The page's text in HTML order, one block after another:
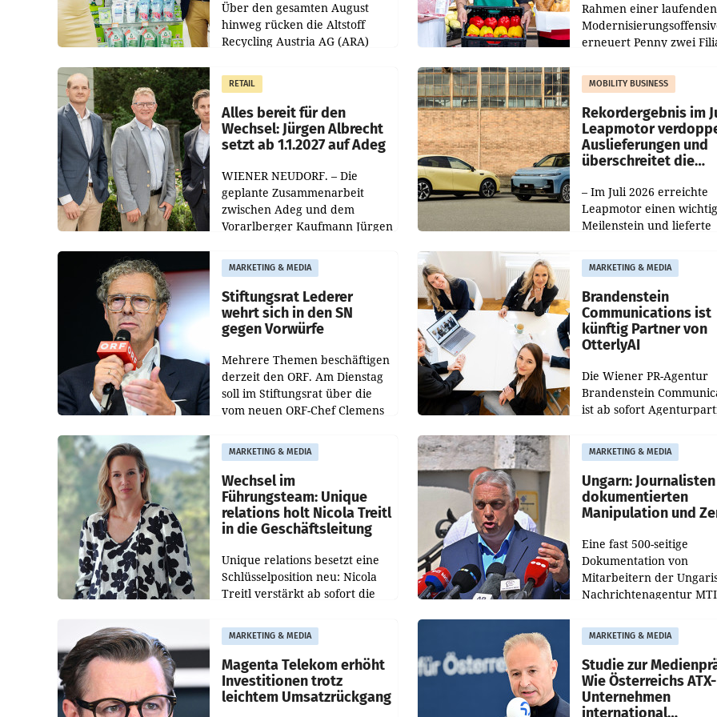
Über den gesamten August
hinweg rücken die Altstoff
Recycling Austria AG (ARA)
Müller die Initiative „Kreislauf-
Helden“ in allen
österreichischen Müller-Filialen
Rahmen einer laufenden
erneuert Penny zwei
Die beiden Standorte
Haag sowie im rund
RETAIL
Alles bereit für den
Wechsel: Jürgen Albrecht
setzt ab 1.1.2027 auf Adeg
WIENER NEUDORF. – Die
geplante Zusammenarbeit
zwischen Adeg und dem
Vorarlberger Kaufmann Jürgen
freigegeben: Die
Bundeswettbewerbsbehörde
und der Bundeskartellanwalt
MOBILITY BUSINESS
Rekordergebnis im
Leapmotor
Auslieferungen und
überschreitet die
– Im Juli 2026 erreichte
Leapmotor einen
Meilenstein und lieferte
aus, womit sich das
gegenüber Juli 2025
verdoppelte (+102
MARKETING & MEDIA
Stiftungsrat Lederer
wehrt sich in den SN
gegen Vorwürfe
Mehrere Themen beschäftigen
derzeit den ORF. Am Dienstag
soll im Stiftungsrat über die
vom neuen ORF-Chef Clemens
Besetzungen für die
Direktionen abgestimmt
werden.
MARKETING & MEDIA
Brandenstein
Communications ist
künftig Partner von
OtterlyAI
Die Wiener PR-Agentur
Brandenstein
ist ab sofort
Optimierungsplattform
OtterlyAI. Damit baut die
Agentur ihr
MARKETING & MEDIA
Wechsel im
Führungsteam: Unique
relations holt Nicola Treitl
in die Geschäftsleitung
Unique relations besetzt eine
Schlüsselposition neu: Nicola
Treitl verstärkt ab sofort die
PR-Agentur an der Seite von
Josef Kalina und Anna Kalina-
Mahr.
MARKETING & MEDIA
Ungarn: Journalisten
dokumentierten
Manipulation und
Eine fast 500-seitige
Dokumentation von
Mitarbeitern der
Nachrichtenagentur
Manipulation und Zensur
der Agentur während
MARKETING & MEDIA
Magenta Telekom erhöht
Investitionen trotz
leichtem Umsatzrückgang
MARKETING & MEDIA
Studie zur
Wie Österreichs ATX-
Unternehmen
international